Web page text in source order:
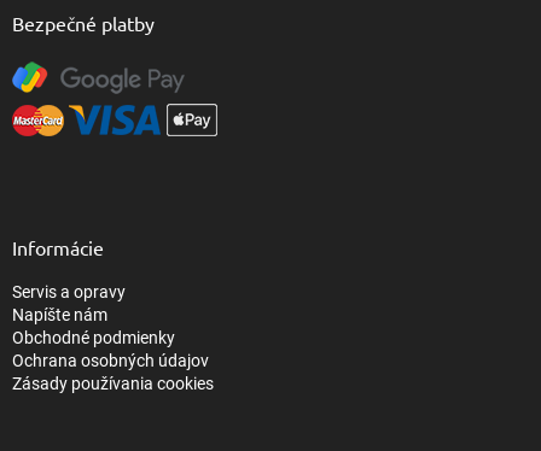
Bezpečné platby
Informácie
Servis a opravy
Napíšte nám
Obchodné podmienky
Ochrana osobných údajov
Zásady používania cookies